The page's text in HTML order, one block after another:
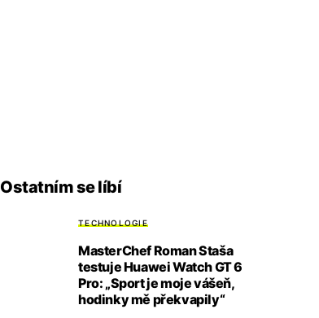
Ostatním se líbí
TECHNOLOGIE
MasterChef Roman Staša
testuje Huawei Watch GT 6
Pro: „Sport je moje vášeň,
hodinky mě překvapily“